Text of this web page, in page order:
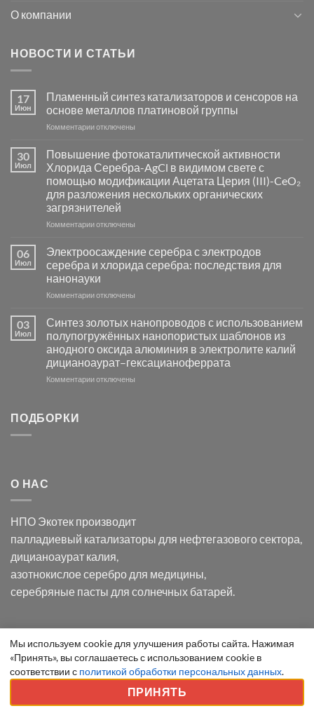
О компании
НОВОСТИ И СТАТЬИ
17
Июн
Пламенный синтез катализаторов и сенсоров на
основе металлов платиновой группы
Комментариик
Пламенный
синтез
катализаторов
и
сенсоров
на
основе
группы
отключены
30
Июл
Повышение фотокаталитической активности
Хлорида Серебра-AgCl в видимом свете с
помощью модификации Ацетата Церия (III)-CeO₂
для разложения нескольких органических
загрязнителей
Комментариик
фотокаталитической
активности
Хлорида
Серебра-
в
видимом
свете
с
помощью
модификации
отключены
06
Июл
Электроосаждение серебра с электродов
серебра и хлорида серебра: последствия для
нанонауки
Комментариик
серебра
с
электродов
серебра
и
отключены
03
Июл
Синтез золотых нанопроводов с использованием
полупогружённых нанопористых шаблонов из
анодного оксида алюминия в электролите калий
дицианоаурат–гексацианоферрата
Комментариик
оксида
в
электролите
калий
дицианоаурат–
гексацианоферрата
отключены
ПОДБОРКИ
О НАС
НПО Экотек производит
палладиевый катализаторы для нефтегазового сектора,
дицианоаурат калия,
азотнокислое серебро для медицины,
серебряные пасты для солнечных батарей.
ООО "Экотек" 2026 ©Внимание! Все указанные сведения
приведены как справочная информация и не являются
публичной офертой, определяемой положениями статьи 437
ГК РФ
Уведомление
о
cookie
Мы используем cookie для улучшения работы сайта. Нажимая
«Принять», вы соглашаетесь с использованием cookie в
соответствии с политикой обработки персональных данных.
ПРИНЯТЬ